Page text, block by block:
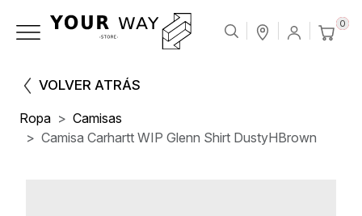
0
VOLVER ATRÁS
Ropa
Camisas
Camisa Carhartt WIP Glenn Shirt DustyHBrown